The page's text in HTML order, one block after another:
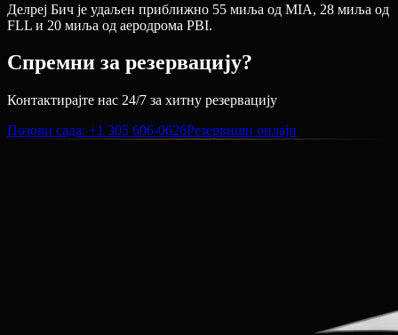
Делреј Бич је удаљен приближно 55 миља од MIA, 28 миља од
FLL и 20 миља од аеродрома PBI.
Спремни за резервацију?
Контактирајте нас 24/7 за хитну резервацију
Позови сада: +1 305 606-0626Резервиши онлајн